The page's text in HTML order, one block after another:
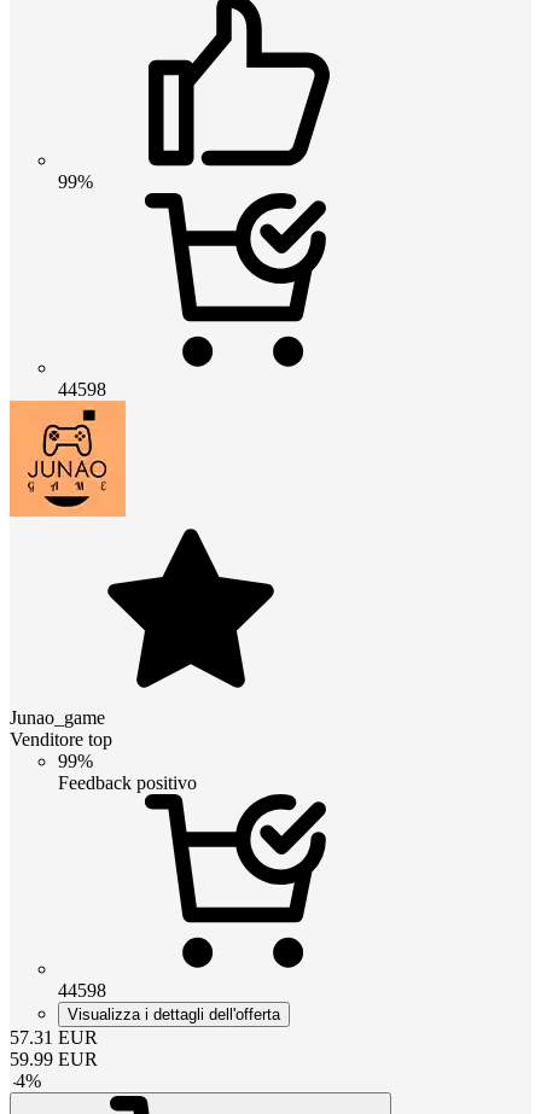
99%
44598
Junao_game
Venditore top
99%
Feedback positivo
44598
Visualizza i dettagli dell'offerta
57.31 EUR
59.99 EUR
-4%